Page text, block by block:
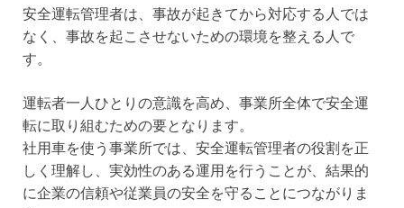
安全運転管理者は、事故が起きてから対応する人では
なく、事故を起こさせないための環境を整える人で
す。
運転者一人ひとりの意識を高め、事業所全体で安全運
転に取り組むための要となります。
社用車を使う事業所では、安全運転管理者の役割を正
しく理解し、実効性のある運用を行うことが、結果的
に企業の信頼や従業員の安全を守ることにつながりま